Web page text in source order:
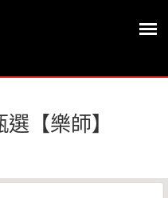
【樂師】